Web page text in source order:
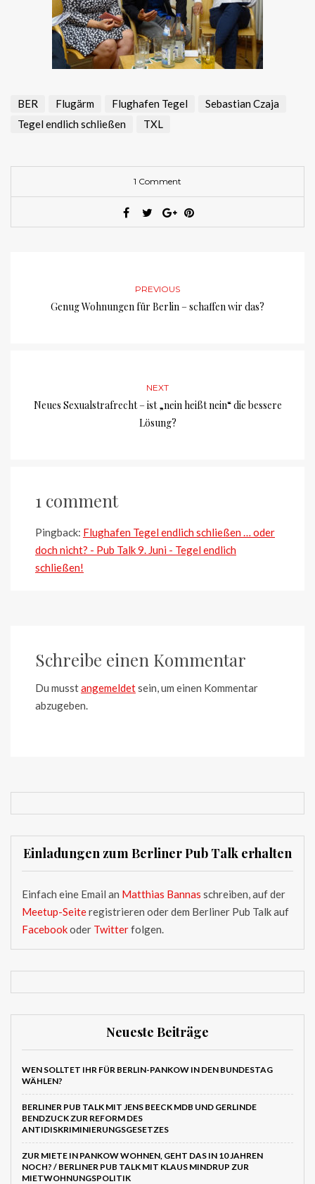
BER Flugärm Flughafen Tegel
Sebastian Czaja
Tegel endlich schließen
TXL
1 Comment
PREVIOUS
Genug Wohnungen für Berlin – schaffen wir das?
NEXT
Neues Sexualstrafrecht – ist „nein heißt nein“ die bessere
Lösung?
1 comment
Pingback: Flughafen Tegel endlich schließen … oder
doch nicht? - Pub Talk 9. Juni - Tegel endlich
schließen!
Schreibe einen Kommentar
Du musstangemeldetsein, um einen Kommentar
abzugeben.
Einladungen zum Berliner Pub Talk erhalten
Einfach eine Email an Matthias Bannas schreiben, auf der
Meetup-Seiteregistrieren oder dem Berliner Pub Talk auf
Facebookoder Twitterfolgen.
Neueste Beiträge
WEN SOLLTET IHR FÜR BERLIN-PANKOW IN DEN BUNDESTAG
WÄHLEN?
BERLINER PUB TALK MIT JENS BEECK MDB UND GERLINDE
BENDZUCK ZUR REFORM DES
ANTIDISKRIMINIERUNGSGESETZES
ZUR MIETE IN PANKOW WOHNEN, GEHT DAS IN 10 JAHREN
NOCH? / BERLINER PUB TALK MIT KLAUS MINDRUP ZUR
MIETWOHNUNGSPOLITIK